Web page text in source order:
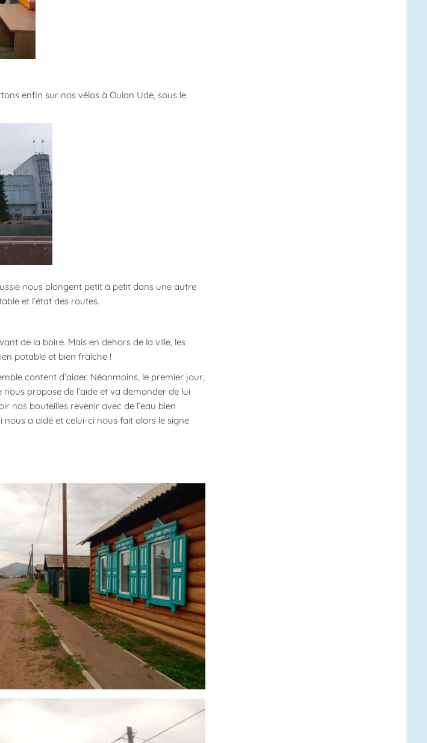
enfin sur nos vélos à Oulan Ude, sous le
nous plongent petit à petit dans une autre
et l’état des routes.
de la boire. Mais en dehors de la ville, les
potable et bien fraîche !
content d’aider. Néanmoins, le premier jour,
propose de l’aide et va demander de lui
nos bouteilles revenir avec de l’eau bien
a aidé et celui-ci nous fait alors le signe